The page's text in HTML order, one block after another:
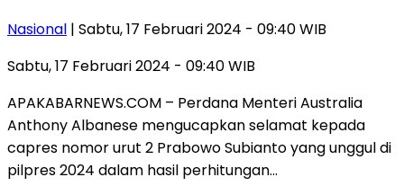
Nasional | Sabtu, 17 Februari 2024 - 09:40 WIB
Sabtu, 17 Februari 2024 - 09:40 WIB
APAKABARNEWS.COM – Perdana Menteri Australia
Anthony Albanese mengucapkan selamat kepada
capres nomor urut 2 Prabowo Subianto yang unggul di
pilpres 2024 dalam hasil perhitungan…